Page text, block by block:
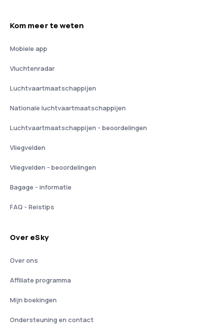
Kom meer te weten
Mobiele app
Vluchtenradar
Luchtvaartmaatschappijen
Nationale luchtvaartmaatschappijen
Luchtvaartmaatschappijen - beoordelingen
Vliegvelden
Vliegvelden - beoordelingen
Bagage - informatie
FAQ - Reistips
Over eSky
Over ons
Affiliate programma
Mijn boekingen
Ondersteuning en contact